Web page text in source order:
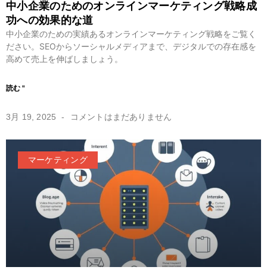
中小企業のためのオンラインマーケティング戦略成
功への効果的な道
中小企業のための実績あるオンラインマーケティング戦略をご覧く
ださい。SEOからソーシャルメディアまで、デジタルでの存在感を
高めて売上を伸ばしましょう。
読む "
3月 19, 2025 コメントはまだありません
マーケティング